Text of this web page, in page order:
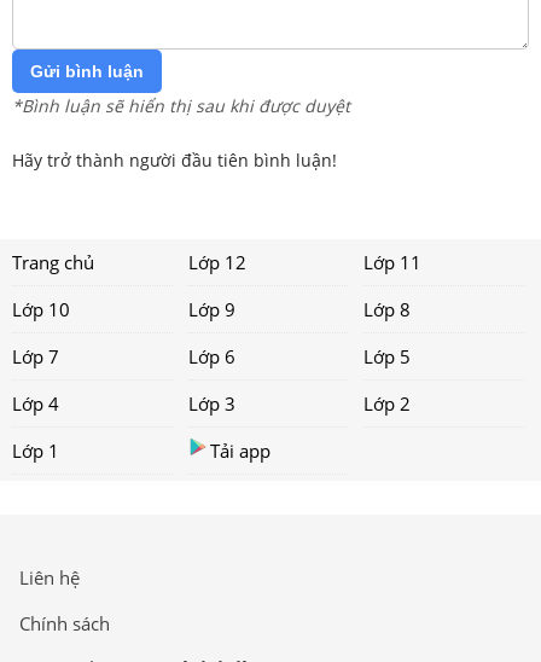
Gửi bình luận
*Bình luận sẽ hiển thị sau khi được duyệt
Hãy trở thành người đầu tiên bình luận!
Trang chủ Lớp 12
Lớp 11
Lớp 10
Lớp 9
Lớp 8
Lớp 7
Lớp 6
Lớp 5
Lớp 4
Lớp 3
Lớp 2
Lớp 1
Tải app
Liên hệ
Chính sách